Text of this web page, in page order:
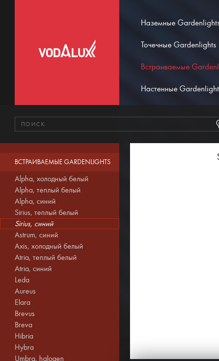
Наземные
Точечные Gardenlights
Встраиваемые
Настенные
ВСТРАИВАЕМЫЕ GARDENLIGHTS
Alpha, холодный белый
Alpha, теплый белый
Alpha, синий
Sirius, теплый белый
Sirius, синий
Astrum, синий
Axis, холодный белый
Atria, теплый белый
Atria, синий
Leda
Aureus
Elara
Brevus
Breva
Hibria
Hybra
Umbra, halogen